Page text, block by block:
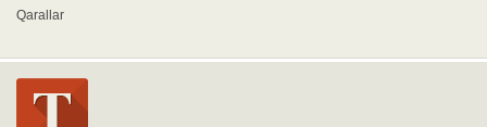
Qarallar